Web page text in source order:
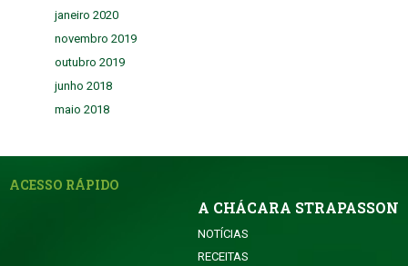
janeiro 2020
novembro 2019
outubro 2019
junho 2018
maio 2018
ACESSO RÁPIDO
A CHÁCARA STRAPASSON
NOTÍCIAS
RECEITAS